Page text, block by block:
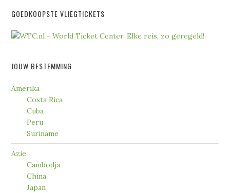
GOEDKOOPSTE VLIEGTICKETS
JOUW BESTEMMING
Amerika
Costa Rica
Cuba
Peru
Suriname
Azie
Cambodja
China
Japan